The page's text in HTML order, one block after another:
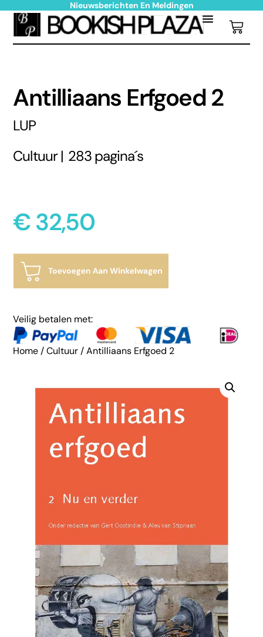
Nieuwsberichten En Meldingen
Home/Cultuur/ Antilliaans Erfgoed 2
Antilliaans Erfgoed 2
LUP
Cultuur | 283 pagina´s
€32,50
Veilig betalen met: